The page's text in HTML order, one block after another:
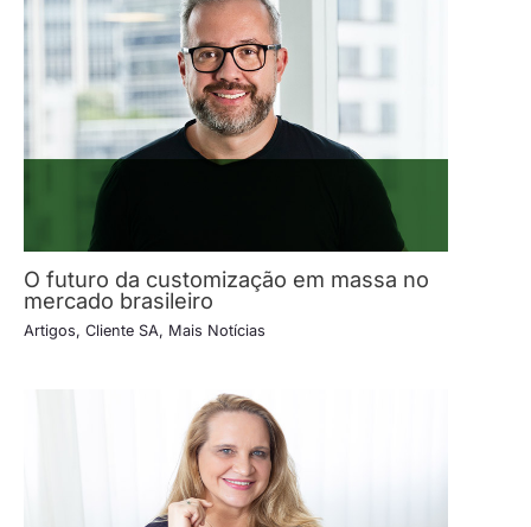
O futuro da customização em massa no
mercado brasileiro
Artigos, Cliente SA, Mais Notícias